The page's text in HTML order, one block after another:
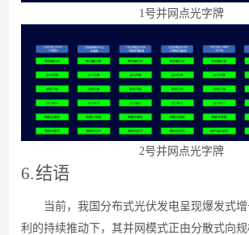
1 号并网点光字牌
2号并网点光字牌
6.结语
当前，我国分布式光伏发电呈现爆发式
利的持续推动下，其并网模式正由分散式向